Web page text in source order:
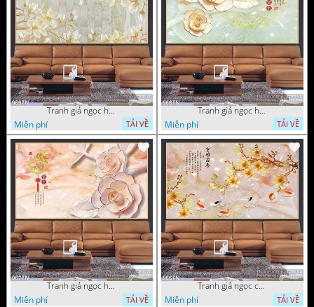
Tranh giả ngọc hoa nền gạch
Miễn phí
TẢI VỀ
Tranh giả ngọc hoa mai thư pháp
Miễn phí
TẢI VỀ
Tranh giả ngọc hoa mai
Miễn phí
TẢI VỀ
Tranh giả ngọc cá chép và hoa ngọc
Miễn phí
TẢI VỀ